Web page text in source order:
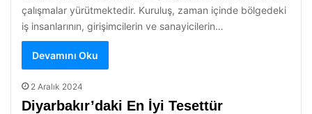
çalışmalar yürütmektedir. Kuruluş, zaman içinde bölgedeki
iş insanlarının, girişimcilerin ve sanayicilerin…
Devamını Oku
2 Aralık 2024
Diyarbakır’daki En İyi Tesettür